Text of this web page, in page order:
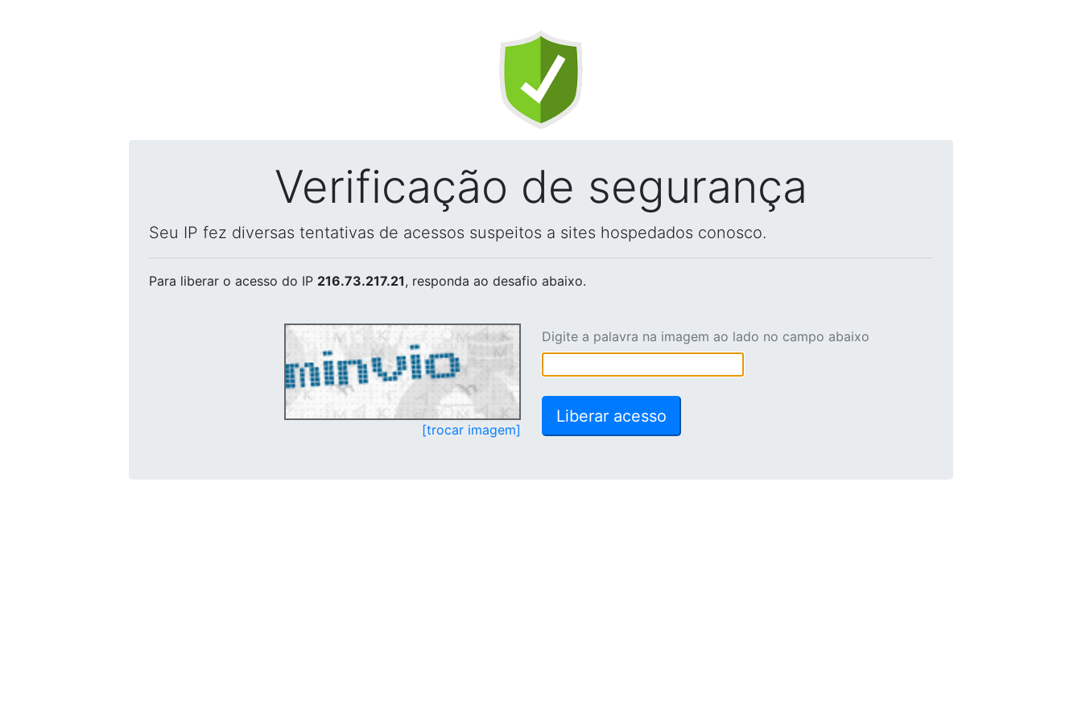
Verificação de segurança
Seu IP fez diversas tentativas de acessos suspeitos a sites hospedados conosco.
Para liberar o acesso do IP 216.73.217.21, responda ao desafio abaixo.
[trocar imagem]
Digite a palavra na imagem ao lado no campo abaixo